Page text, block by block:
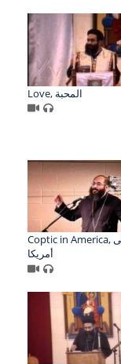
Love, المحبة
Coptic in America, قبطى فى
أمريكا